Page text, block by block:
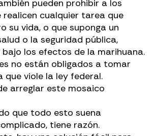
pueden prohibir a los
realicen cualquier tarea que
su vida, o que suponga un
o la seguridad pública,
los efectos de la marihuana.
no están obligados a tomar
que viole la ley federal.
arreglar este mosaico
que todo esto suena
tiene razón.